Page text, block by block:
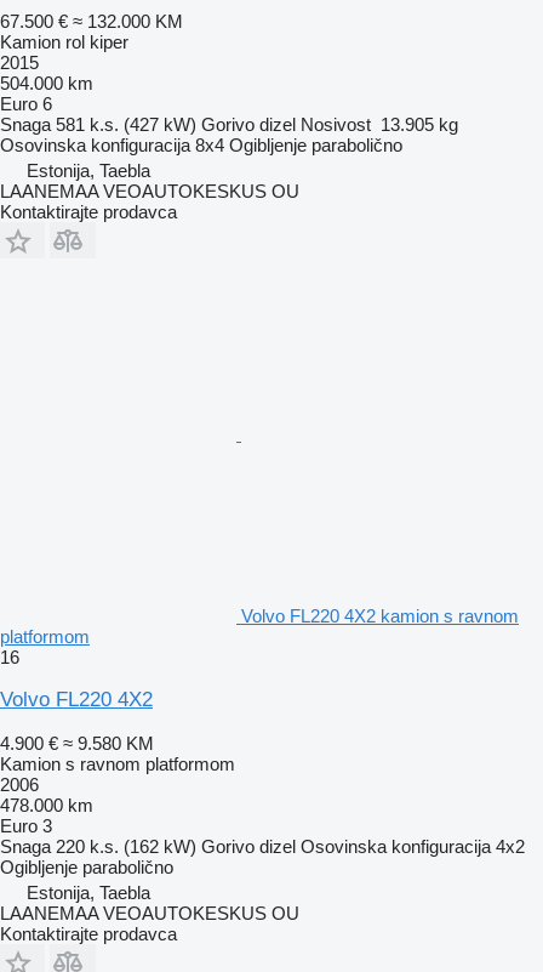
67.500 € ≈ 132.000 KM
Kamion rol kiper
2015
504.000 km
Euro 6
Snaga 581 k.s. (427 kW) Gorivo dizel Nosivost 13.905 kg
Osovinska konfiguracija 8x4 Ogibljenje parabolično
Estonija, Taebla
LAANEMAA VEOAUTOKESKUS OU
Kontaktirajte prodavca
Volvo FL220 4X2 kamion s ravnom
platformom
16
Volvo FL220 4X2
4.900 € ≈ 9.580 KM
Kamion s ravnom platformom
2006
478.000 km
Euro 3
Snaga 220 k.s. (162 kW) Gorivo dizel Osovinska konfiguracija 4x2
Ogibljenje parabolično
Estonija, Taebla
LAANEMAA VEOAUTOKESKUS OU
Kontaktirajte prodavca